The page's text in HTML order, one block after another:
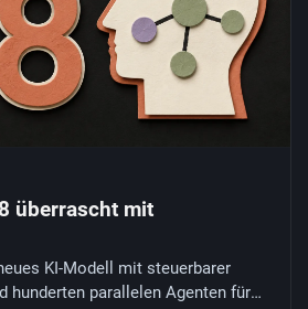
überrascht mit
KI-Modell mit steuerbarer
hunderten parallelen Agenten für